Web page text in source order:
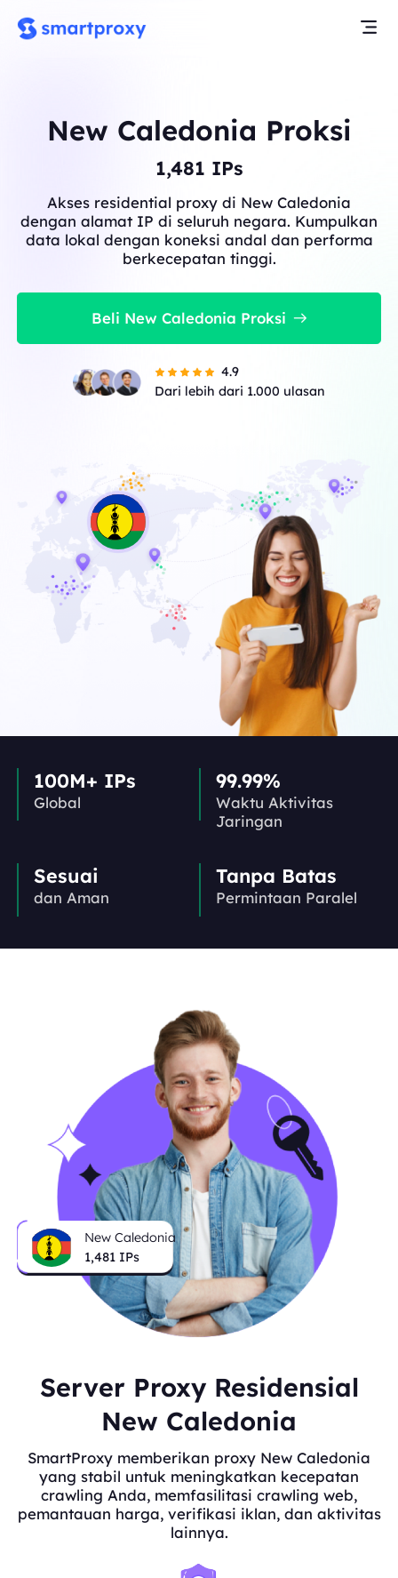
New Caledonia Proksi
1,481 IPs
Akses residential proxy di New Caledonia
dengan alamat IP di seluruh negara. Kumpulkan
data lokal dengan koneksi andal dan performa
berkecepatan tinggi.
Beli New Caledonia Proksi
4.9
Dari lebih dari 1.000 ulasan
100M+ IPs
Global
99.99%
Waktu Aktivitas
Jaringan
Sesuai
dan Aman
Tanpa Batas
Permintaan Paralel
New Caledonia
1,481 IPs
Server Proxy Residensial
New Caledonia
SmartProxy memberikan proxy New Caledonia
yang stabil untuk meningkatkan kecepatan
crawling Anda, memfasilitasi crawling web,
pemantauan harga, verifikasi iklan, dan aktivitas
lainnya.